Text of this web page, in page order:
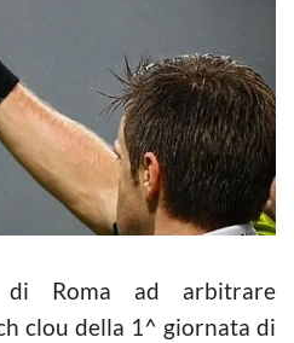
di Roma ad arbitrare
clou della 1^ giornata di